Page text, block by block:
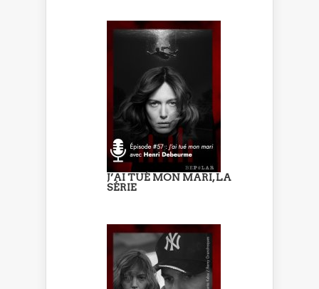
J’AI TUÉ MON MARI, LA
SÉRIE